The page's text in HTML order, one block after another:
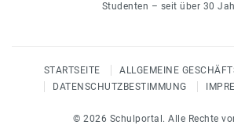
Studenten – seit über 30
STARTSEITE
ALLGEMEINE
DATENSCHUTZBESTIMMUNG
© 2026 Schulportal. Alle Rechte